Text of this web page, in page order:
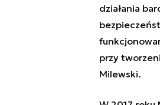
działania
przy
Milewski.